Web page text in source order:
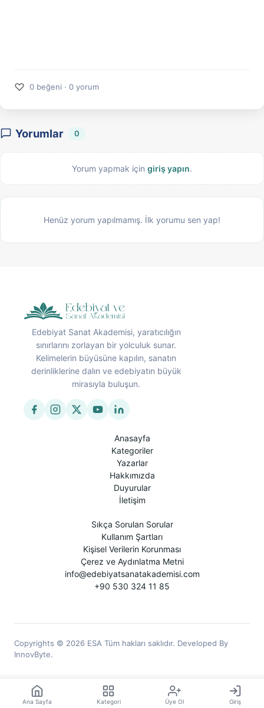
♡ 0 beğeni · 0 yorum
Yorumlar 0
Yorum yapmak için giriş yapın.
Henüz yorum yapılmamış. İlk yorumu sen yap!
Edebiyat Sanat Akademisi, yaratıcılığın
sınırlarını zorlayan bir yolculuk sunar.
Kelimelerin büyüsüne kapılın, sanatın
derinliklerine dalın ve edebiyatın büyük
mirasıyla buluşun.
Anasayfa
Kategoriler
Yazarlar
Hakkımızda
Duyurular
İletişim
Sıkça Sorulan Sorular
Kullanım Şartları
Kişisel Verilerin Korunması
Çerez ve Aydınlatma Metni
info@edebiyatsanatakademisi.com
+90 530 324 11 85
Copyrights © 2026 ESA Tüm hakları saklıdır. Developed By
InnovByte.
Ana Sayfa Kategori Üye Ol Giriş